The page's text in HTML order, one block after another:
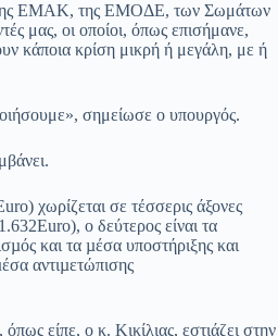
της ΕΜΑΚ, της ΕΜΟΔΕ, των Σωμάτων
μας, οι οποίοι, όπως επισήμανε,
κάποια κρίση μικρή ή μεγάλη, με ή
σημείωσε ο υπουργός.
χωρίζεται σε τέσσερις άξονες
ο δεύτερος είναι τα
και τα µέσα υποστήριξης και
αντιµετώπισης
είπε, ο κ. Κικίλιας, εστιάζει στην